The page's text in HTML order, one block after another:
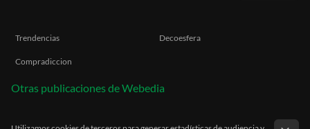
Trendencias Decoesfera
Compradiccion
Otras publicaciones de Webedia